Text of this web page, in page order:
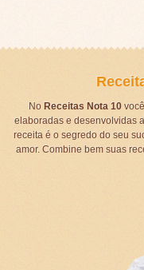
No Receitas Nota 10
elaboradas e desenvolvidas
receita é o segredo do seu
amor. Combine bem suas